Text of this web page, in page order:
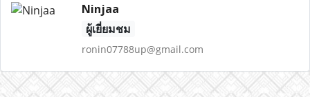
Ninjaa
ผู้เยี่ยมชม
ronin07788up@gmail.com